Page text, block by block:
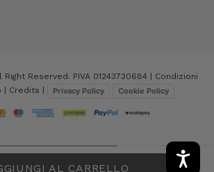
AL CARRELLO
Reserved. PIVA 01243730684 | Condizioni
Credits Privacy Policy Cookie Policy
relative alla privacy